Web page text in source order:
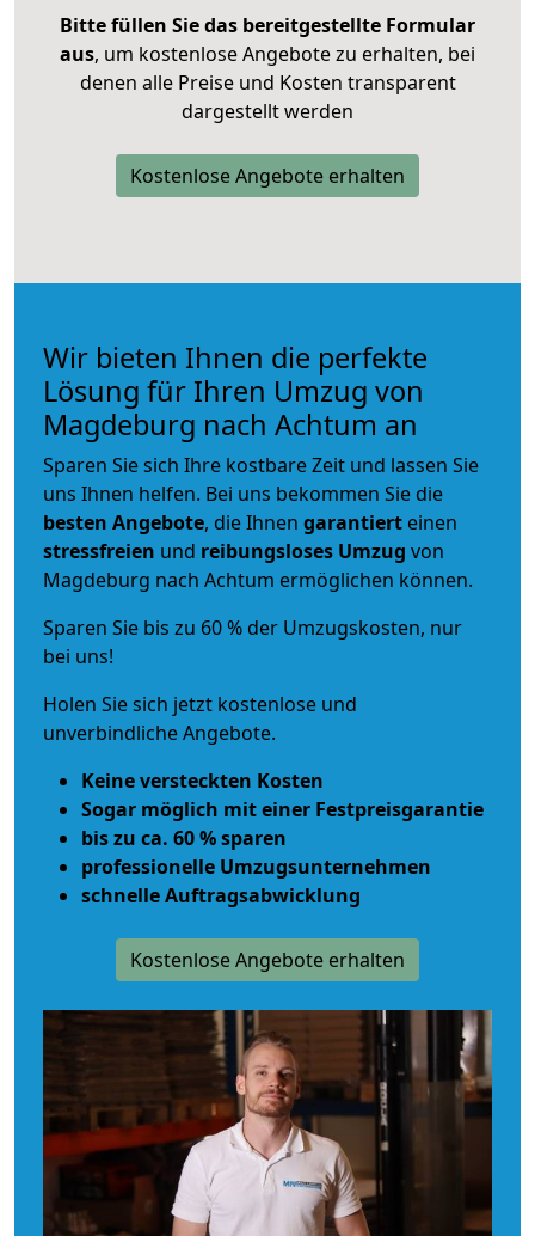
Bitte füllen Sie das bereitgestellte Formular
aus, um kostenlose Angebote zu erhalten, bei
denen alle Preise und Kosten transparent
dargestellt werden
Kostenlose Angebote erhalten
Wir bieten Ihnen die perfekte
Lösung für Ihren Umzug von
Magdeburg nach Achtum an
Sparen Sie sich Ihre kostbare Zeit und lassen Sie
uns Ihnen helfen. Bei uns bekommen Sie die
besten Angebote, die Ihnen garantiert einen
stressfreien und reibungsloses Umzug von
Magdeburg nach Achtum ermöglichen können.
Sparen Sie bis zu 60 % der Umzugskosten, nur
bei uns!
Holen Sie sich jetzt kostenlose und
unverbindliche Angebote.
Keine versteckten Kosten
Sogar möglich mit einer Festpreisgarantie
bis zu ca. 60 % sparen
professionelle Umzugsunternehmen
schnelle Auftragsabwicklung
Kostenlose Angebote erhalten